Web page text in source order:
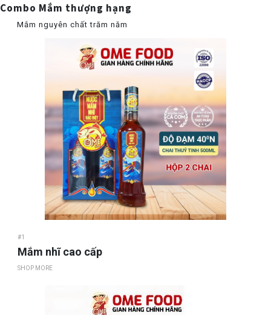
Combo Mắm thượng hạng
Mắm nguyên chất trăm năm
#1
Mắm nhĩ cao cấp
SHOP MORE